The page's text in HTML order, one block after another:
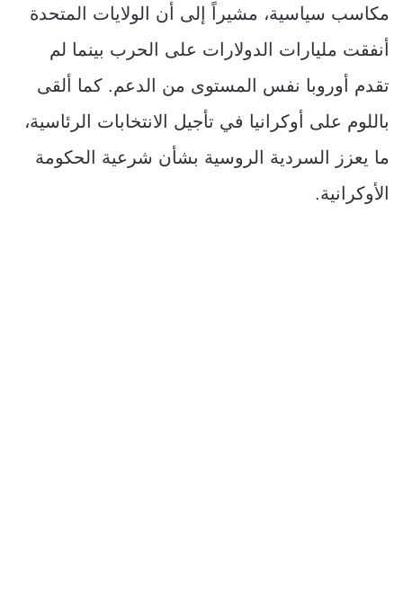
مكاسب سياسية، مشيراً إلى أن الولايات المتحدة
أنفقت مليارات الدولارات على الحرب بينما لم
تقدم أوروبا نفس المستوى من الدعم. كما ألقى
باللوم على أوكرانيا في تأجيل الانتخابات الرئاسية،
ما يعزز السردية الروسية بشأن شرعية الحكومة
الأوكرانية.